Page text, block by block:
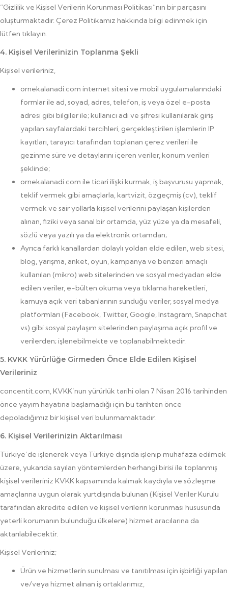
“Gizlilik ve Kişisel Verilerin Korunması Politikası”nın bir parçasını
oluşturmaktadır. Çerez Politikamız hakkında bilgi edinmek için
lütfen tıklayın.
4. Kişisel Verilerinizin Toplanma Şekli
Kişisel verileriniz,
ornekalanadi.com internet sitesi ve mobil uygulamalarındaki
formlar ile ad, soyad, adres, telefon, iş veya özel e-posta
adresi gibi bilgiler ile; kullanıcı adı ve şifresi kullanılarak giriş
yapılan sayfalardaki tercihleri, gerçekleştirilen işlemlerin IP
kayıtları, tarayıcı tarafından toplanan çerez verileri ile
gezinme süre ve detaylarını içeren veriler, konum verileri
şeklinde;
ornekalanadi.com ile ticari ilişki kurmak, iş başvurusu yapmak,
teklif vermek gibi amaçlarla, kartvizit, özgeçmiş (cv), teklif
vermek ve sair yollarla kişisel verilerini paylaşan kişilerden
alınan, fiziki veya sanal bir ortamda, yüz yüze ya da mesafeli,
sözlü veya yazılı ya da elektronik ortamdan;
Ayrıca farklı kanallardan dolaylı yoldan elde edilen, web sitesi,
blog, yarışma, anket, oyun, kampanya ve benzeri amaçlı
kullanılan (mikro) web sitelerinden ve sosyal medyadan elde
edilen veriler, e-bülten okuma veya tıklama hareketleri,
kamuya açık veri tabanlarının sunduğu veriler, sosyal medya
platformları (Facebook, Twitter, Google, Instagram, Snapchat
vs) gibi sosyal paylaşım sitelerinden paylaşıma açık profil ve
verilerden; işlenebilmekte ve toplanabilmektedir.
5. KVKK Yürürlüğe Girmeden Önce Elde Edilen Kişisel
Verileriniz
concentit.com, KVKK’nun yürürlük tarihi olan 7 Nisan 2016 tarihinden
önce yayım hayatına başlamadığı için bu tarihten önce
depoladığımız bir kişisel veri bulunmamaktadır.
6. Kişisel Verilerinizin Aktarılması
Türkiye’de işlenerek veya Türkiye dışında işlenip muhafaza edilmek
üzere, yukarıda sayılan yöntemlerden herhangi birisi ile toplanmış
kişisel verileriniz KVKK kapsamında kalmak kaydıyla ve sözleşme
amaçlarına uygun olarak yurtdışında bulunan (Kişisel Veriler Kurulu
tarafından akredite edilen ve kişisel verilerin korunması hususunda
yeterli korumanın bulunduğu ülkelere) hizmet aracılarına da
aktarılabilecektir.
Kişisel Verileriniz;
Ürün ve hizmetlerin sunulması ve tanıtılması için işbirliği yapılan
ve/veya hizmet alınan iş ortaklarımız,